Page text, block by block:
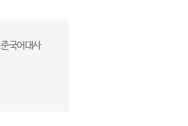
국어대사